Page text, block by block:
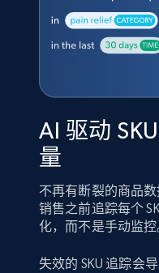
AI 驱动
量
不再有断裂的商品
销售之前追踪每个
化，而不是手动监控
失效的 SKU 追踪会